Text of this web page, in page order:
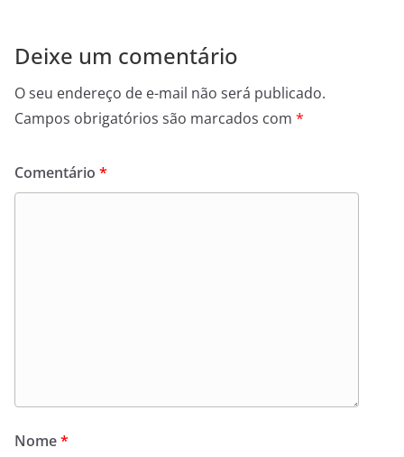
Deixe um comentário
O seu endereço de e-mail não será publicado.
Campos obrigatórios são marcados com *
Comentário *
Nome*